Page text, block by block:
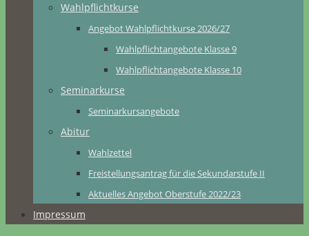
Wahlpflichtkurse
Angebot Wahlpflichtkurse 2026/27
Wahlpflichtangebote Klasse 9
Wahlpflichtangebote Klasse 10
Seminarkurse
Seminarkursangebote
Abitur
Wahlzettel
Freistellungsantrag für die Sekundarstufe II
Aktuelles Angebot Oberstufe 2022/23
Impressum